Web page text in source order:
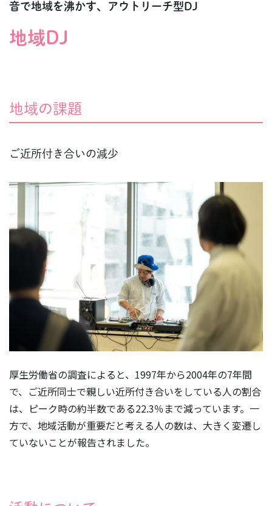
音で地域を沸かす、アウトリーチ型DJ
地域DJ
地域の課題
ご近所付き合いの減少
厚生労働省の調査によると、1997年から2004年の7年間
で、ご近所同士で親しい近所付き合いをしている人の割合
は、ピーク時の約半数である22.3％まで減っています。一
方で、地域活動が重要だと考える人の数は、大きく変遷し
ていないことが報告されました。